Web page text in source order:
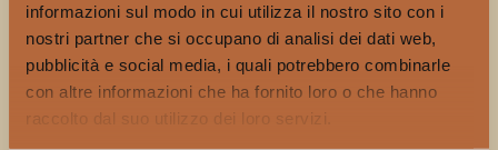
informazioni sul modo in cui utilizza il nostro sito con i
nostri partner che si occupano di analisi dei dati web,
pubblicità e social media, i quali potrebbero combinarle
con altre informazioni che ha fornito loro o che hanno
raccolto dal suo utilizzo dei loro servizi.
L’ispirazione è senz’altro quella dei grandi distillati di
agave messicani ma il prodotto risultante è 100%
siciliano.